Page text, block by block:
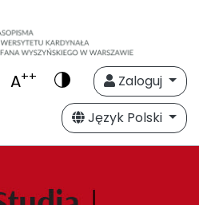
A++
Zaloguj
Język Polski